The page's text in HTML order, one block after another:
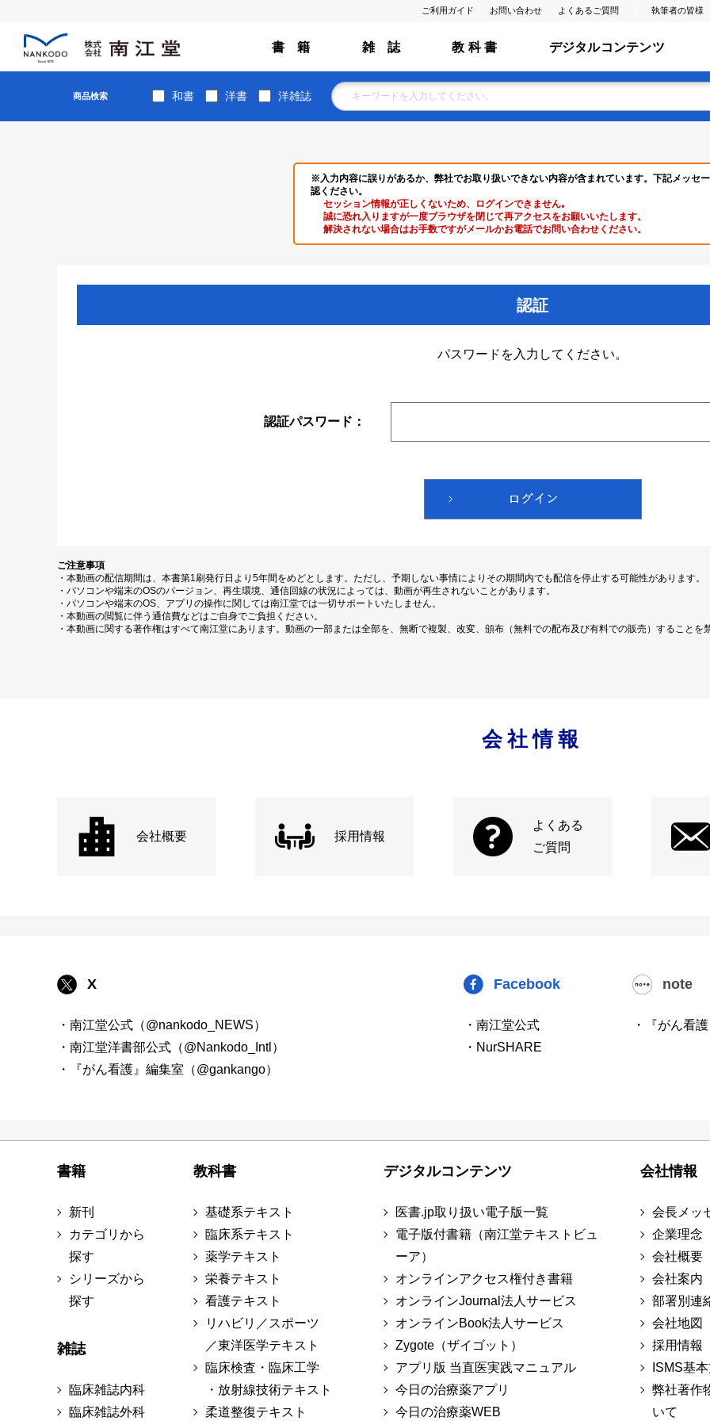
ご利用ガイド お問い合わせ よくあるご質問 執筆者の皆様
書 籍 雑 誌 教 科 書 デジタルコンテンツ
商品検索 和書 洋書 洋雑誌
※入力内容に誤りがあるか、弊社でお取り扱いできない内容が含まれています。下記メッセ
認ください。
セッション情報が正しくないため、ログインできません｡
誠に恐れ入りますが一度ブラウザを閉じて再アクセスをお願いいたします。
解決されない場合はお手数ですがメールかお電話でお問い合わせください。
認証
パスワードを入力してください。
認証パスワード：
ご注意事項
・本動画の配信期間は、本書第1刷発行日より5年間をめどとします。ただし、予期しない事情によりその期間内でも配信を停止する可能性があります。
・パソコンや端末のOSのバージョン、再生環境、通信回線の状況によっては、動画が再生されないことがあります。
・パソコンや端末のOS、アプリの操作に関しては南江堂では一切サポートいたしません。
・本動画の閲覧に伴う通信費などはご自身でご負担ください。
・本動画に関する著作権はすべて南江堂にあります。動画の一部または全部を、無断で複製、改変、頒布（無料での配布及び有料での販売）することを
会社情報
会社概要 採用情報
よくある
ご質問
X
・南江堂公式（@nankodo_NEWS）
・南江堂洋書部公式（@Nankodo_Intl）
・『がん看護』編集室（@gankango）
Facebook
・南江堂公式
・NurSHARE
note
・『がん看
書籍
新刊
カテゴリから
探す
シリーズから
探す
雑誌
臨床雑誌内科
臨床雑誌外科
教科書
基礎系テキスト
臨床系テキスト
薬学テキスト
栄養テキスト
看護テキスト
リハビリ／スポーツ
／東洋医学テキスト
臨床検査・臨床工学
・放射線技術テキスト
柔道整復テキスト
デジタルコンテンツ
医書.jp取り扱い電子版一覧
電子版付書籍（南江堂テキストビュ
ーア）
オンラインアクセス権付き書籍
オンラインJournal法人サービス
オンラインBook法人サービス
Zygote（ザイゴット）
アプリ版 当直医実践マニュアル
今日の治療薬アプリ
今日の治療薬WEB
会社情報
会長メッ
企業理念
会社概要
会社案内
部署別連
会社地図
採用情報
ISMS基
弊社著作
いて